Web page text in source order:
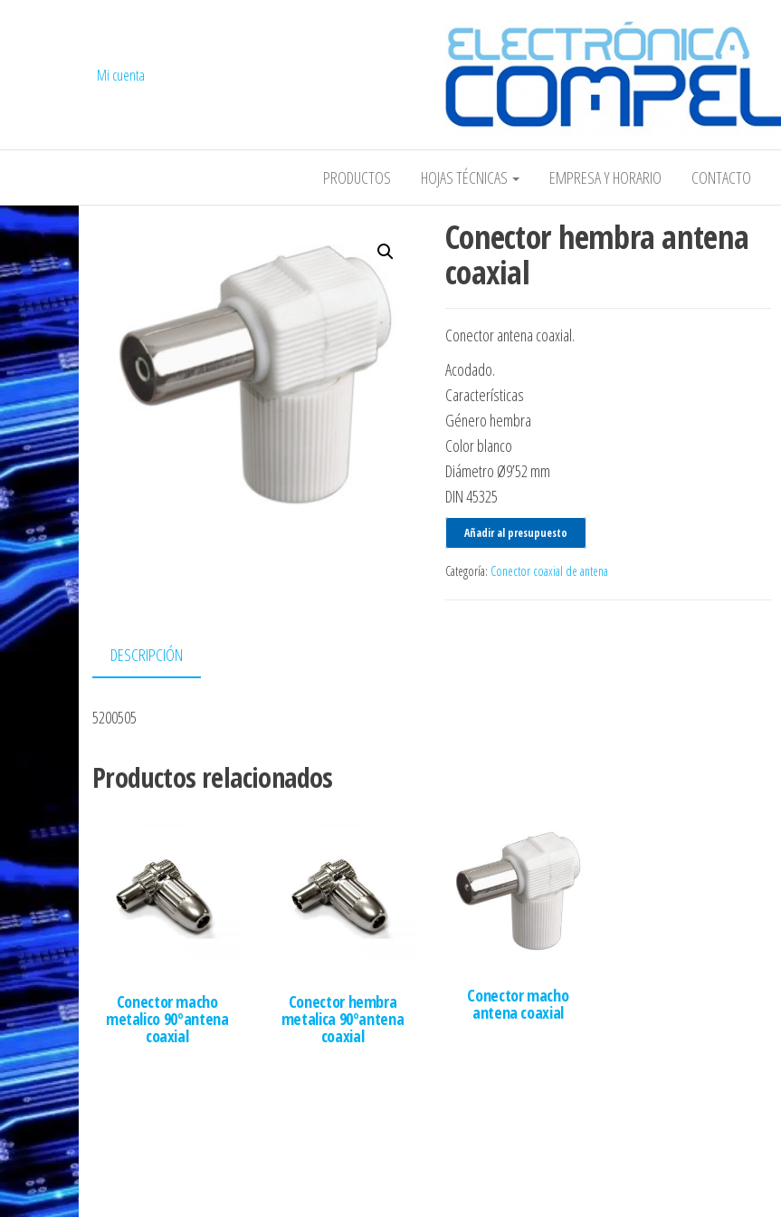
COMPEL Electrónica COMPEL
Mi cuenta
PRODUCTOS HOJAS TÉCNICAS EMPRESA Y HORARIO CONTACTO
Conector hembra antena
coaxial
Conector antena coaxial.
Acodado.
Características
Género hembra
Color blanco
Diámetro Ø9’52 mm
DIN 45325
Añadir al presupuesto
Categoría: Conector coaxial de antena
DESCRIPCIÓN
5200505
Productos relacionados
Conector macho
metalico 90ºantena
coaxial
Conector hembra
metalica 90ºantena
coaxial
Conector macho
antena coaxial